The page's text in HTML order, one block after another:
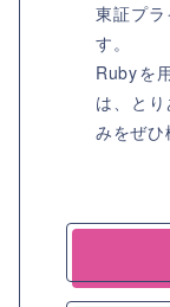
東証プ
す。
Rubyを
は、と
みをぜひ